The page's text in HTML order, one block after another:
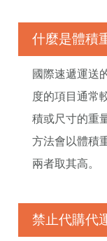
什麼是體積
國際速遞運送
度的項目通常
積或尺寸的重
方法會以體積
兩者取其高。
禁止代購代